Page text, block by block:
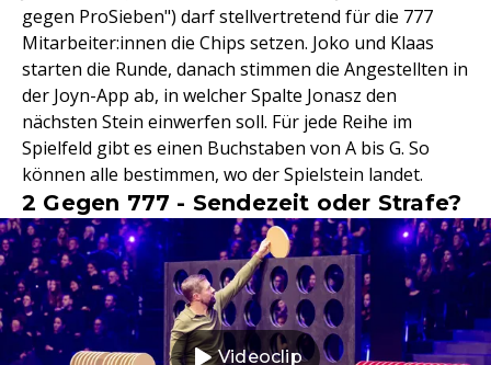
gegen ProSieben") darf stellvertretend für die 777
Mitarbeiter:innen die Chips setzen. Joko und Klaas
starten die Runde, danach stimmen die Angestellten in
der Joyn-App ab, in welcher Spalte Jonasz den
nächsten Stein einwerfen soll. Für jede Reihe im
Spielfeld gibt es einen Buchstaben von A bis G. So
können alle bestimmen, wo der Spielstein landet.
2 Gegen 777 - Sendezeit oder Strafe?
Videoclip